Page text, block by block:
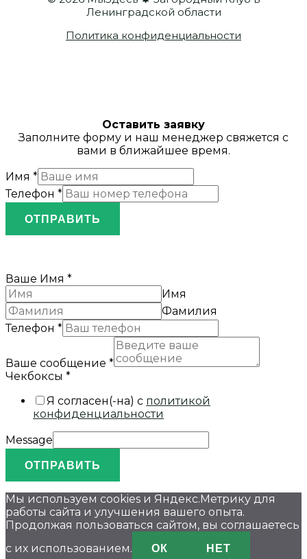
Ленинградской области
Политика конфиденциальности
Оставить заявку
Заполните форму и наш менеджер свяжется с
вами в ближайшее время.
Имя *
Телефон *
ОТПРАВИТЬ
Ваше Имя *
Имя
Фамилия
Телефон *
Ваше сообщение *
Чекбоксы *
Я согласен(-на) с политикой
конфиденциальности
Message
ОТПРАВИТЬ
Мы используем cookies и Яндекс.Метрику для
работы сайта и улучшения вашего опыта.
Продолжая пользоваться сайтом, вы соглашаетесь
с их использованием.
ОК НЕТ